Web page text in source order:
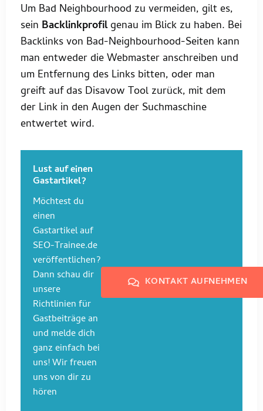
Um Bad Neighbourhood zu vermeiden, gilt es,
sein Backlinkprofilgenau im Blick zu haben. Bei
Backlinks von Bad-Neighbourhood-Seiten kann
man entweder die Webmaster anschreiben und
um Entfernung des Links bitten, oder man
greift auf das Disavow Tool zurück, mit dem
der Link in den Augen der Suchmaschine
entwertet wird.
Lust auf einen
Gastartikel?
Möchtest du
einen
Gastartikel auf
SEO-Trainee.de
veröffentlichen?
Dann schau dir
unsere
Richtlinien für
Gastbeiträge an
und melde dich
ganz einfach bei
uns! Wir freuen
uns von dir zu
hören
KONTAKT AUFNEHMEN